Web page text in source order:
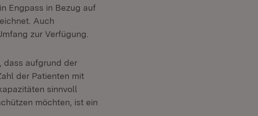
Engpass in Bezug auf
Auch
zur Verfügung.
dass aufgrund der
der Patienten mit
sinnvoll
möchten, ist ein